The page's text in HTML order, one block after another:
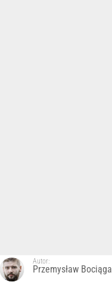
Autor:
Przemysław Bociąga